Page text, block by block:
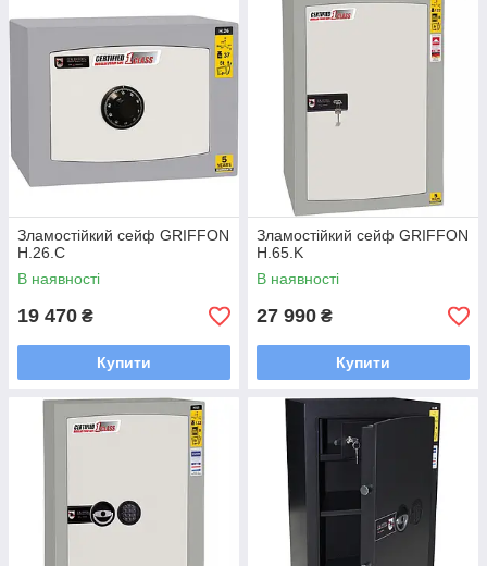
Зламостійкий сейф GRIFFON
H.26.C
В наявності
19 470 ₴
Купити
Зламостійкий сейф GRIFFON
H.65.K
В наявності
27 990 ₴
Купити